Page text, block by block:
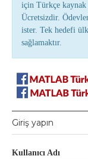
için Türkçe kaynak
Ücretsizdir.
ister. Tek hedefi
sağlamaktır.
Giriş yapın
Kullanıcı Adı